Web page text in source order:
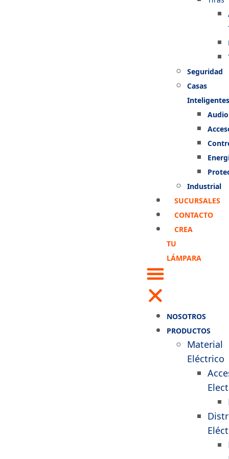
Seguridad
Casas
Audio
Industrial
SUCURSALES
CONTACTO
CREA
TU
LÁMPARA
NOSOTROS
PRODUCTOS
Material
Eléctrico